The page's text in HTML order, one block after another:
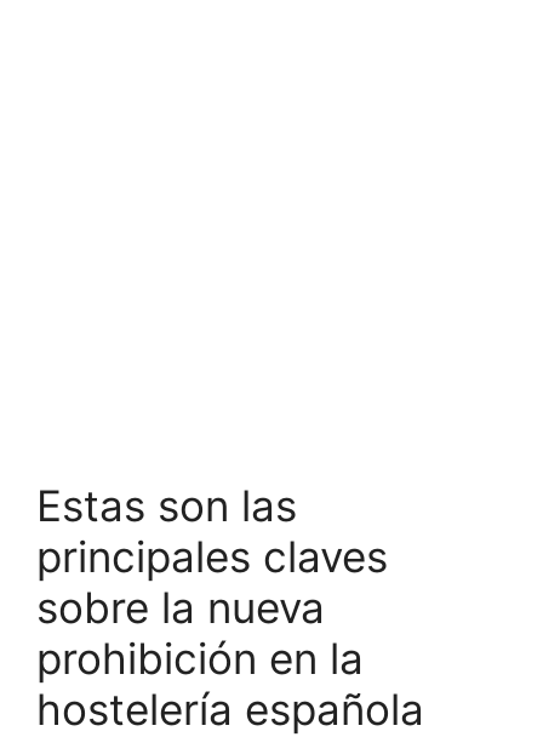
Estas son las
principales claves
sobre la nueva
prohibición en la
hostelería española